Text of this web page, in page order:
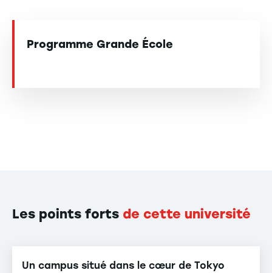
Programme Grande École
Les points forts de cette université
Un campus situé dans le cœur de Tokyo